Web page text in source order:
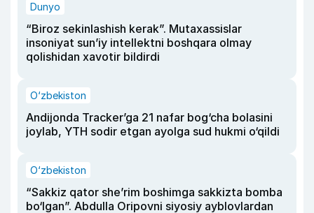
Dunyo
“Biroz sekinlashish kerak”. Mutaxassislar
insoniyat sun’iy intellektni boshqara olmay
qolishidan xavotir bildirdi
O‘zbekiston
Andijonda Tracker’ga 21 nafar bog‘cha bolasini
joylab, YTH sodir etgan ayolga sud hukmi o‘qildi
O‘zbekiston
“Sakkiz qator she’rim boshimga sakkizta bomba
bo‘lgan”. Abdulla Oripovni siyosiy ayblovlardan